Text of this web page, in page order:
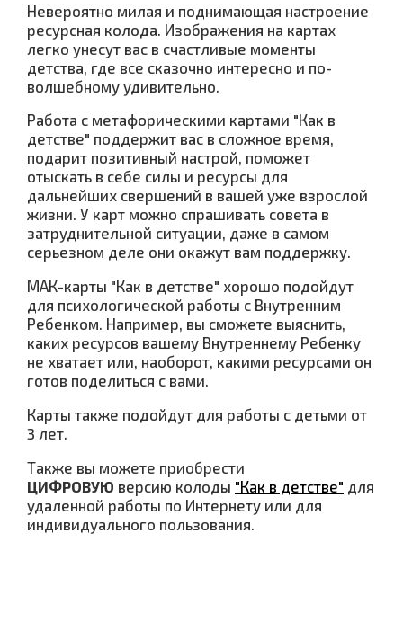
Невероятно милая и поднимающая настроение
ресурсная колода. Изображения на картах
легко унесут вас в счастливые моменты
детства, где все сказочно интересно и по-
волшебному удивительно.
Работа с метафорическими картами "Как в
детстве" поддержит вас в сложное время,
подарит позитивный настрой, поможет
отыскать в себе силы и ресурсы для
дальнейших свершений в вашей уже взрослой
жизни. У карт можно спрашивать совета в
затруднительной ситуации, даже в самом
серьезном деле они окажут вам поддержку.
МАК-карты "Как в детстве" хорошо подойдут
для психологической работы с Внутренним
Ребенком. Например, вы сможете выяснить,
каких ресурсов вашему Внутреннему Ребенку
не хватает или, наоборот, какими ресурсами он
готов поделиться с вами.
Карты также подойдут для работы с детьми от
3 лет.
Также вы можете приобрести
ЦИФРОВУЮ версию колоды "Как в детстве" для
удаленной работы по Интернету или для
индивидуального пользования.